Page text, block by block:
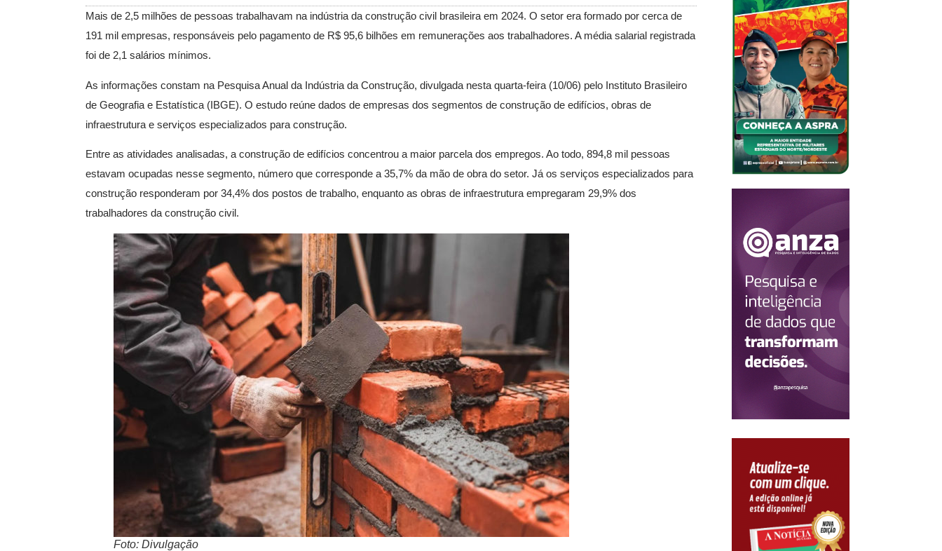
Mais de 2,5 milhões de pessoas trabalhavam na indústria da construção civil brasileira em 2024. O setor era formado por cerca de
191 mil empresas, responsáveis pelo pagamento de R$ 95,6 bilhões em remunerações aos trabalhadores. A média salarial registrada
foi de 2,1 salários mínimos.
As informações constam na Pesquisa Anual da Indústria da Construção, divulgada nesta quarta-feira (10/06) pelo Instituto Brasileiro
de Geografia e Estatística (IBGE). O estudo reúne dados de empresas dos segmentos de construção de edifícios, obras de
infraestrutura e serviços especializados para construção.
Entre as atividades analisadas, a construção de edifícios concentrou a maior parcela dos empregos. Ao todo, 894,8 mil pessoas
estavam ocupadas nesse segmento, número que corresponde a 35,7% da mão de obra do setor. Já os serviços especializados para
construção responderam por 34,4% dos postos de trabalho, enquanto as obras de infraestrutura empregaram 29,9% dos
trabalhadores da construção civil.
Foto: Divulgação